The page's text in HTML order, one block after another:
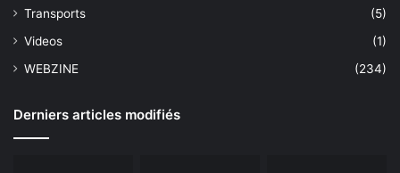
Transports
(5)
Videos
(1)
WEBZINE
(234)
Derniers articles modifiés